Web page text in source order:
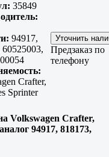
35849
94917,
Crafter,
Sprinter
Предзаказ по
телефону
Volkswagen Crafter,
94917, 818173,